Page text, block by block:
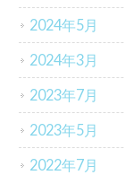
2024年5月
2024年3月
2023年7月
2023年5月
2022年7月